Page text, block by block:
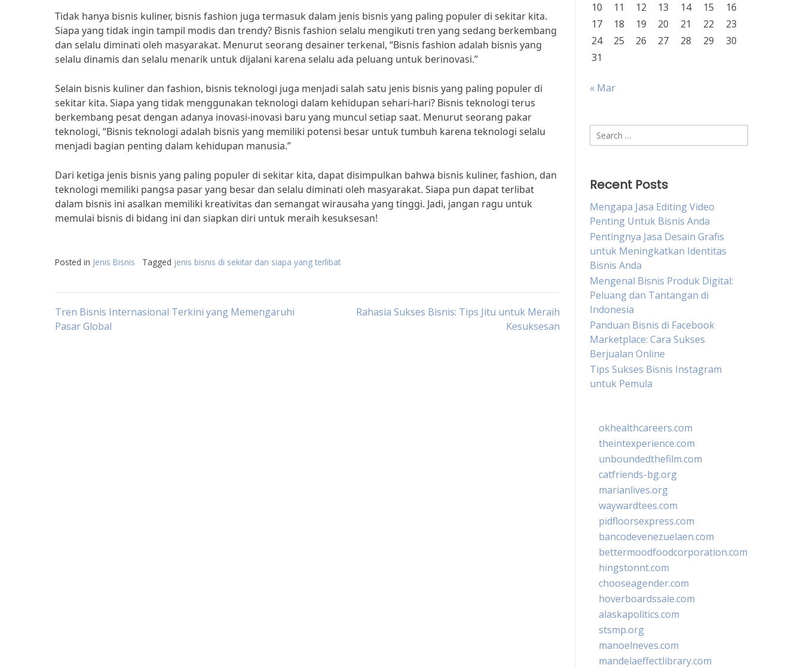
Tidak hanya bisnis kuliner, bisnis fashion juga termasuk dalam jenis bisnis yang paling populer di sekitar kita.
Siapa yang tidak ingin tampil modis dan trendy? Bisnis fashion selalu mengikuti tren yang sedang berkembang
dan selalu diminati oleh masyarakat. Menurut seorang desainer terkenal, “Bisnis fashion adalah bisnis yang
selalu dinamis dan selalu menarik untuk dijalani karena selalu ada peluang untuk berinovasi.”
Selain bisnis kuliner dan fashion, bisnis teknologi juga menjadi salah satu jenis bisnis yang paling populer di
sekitar kita. Siapa yang tidak menggunakan teknologi dalam kehidupan sehari-hari? Bisnis teknologi terus
berkembang pesat dengan adanya inovasi-inovasi baru yang muncul setiap saat. Menurut seorang pakar
teknologi, “Bisnis teknologi adalah bisnis yang memiliki potensi besar untuk tumbuh karena teknologi selalu
menjadi bagian penting dalam kehidupan manusia.”
Dari ketiga jenis bisnis yang paling populer di sekitar kita, dapat disimpulkan bahwa bisnis kuliner, fashion, dan
teknologi memiliki pangsa pasar yang besar dan selalu diminati oleh masyarakat. Siapa pun dapat terlibat
dalam bisnis ini asalkan memiliki kreativitas dan semangat wirausaha yang tinggi. Jadi, jangan ragu untuk
memulai bisnis di bidang ini dan siapkan diri untuk meraih kesuksesan!
Posted in Jenis Bisnis Tagged jenis bisnis di sekitar dan siapa yang terlibat
Post
Tren Bisnis Internasional Terkini yang Memengaruhi
Pasar Global
Rahasia Sukses Bisnis: Tips Jitu untuk Meraih
Kesuksesan
10
11 12 13 14 15
16
17
18 19 20 21 22
23
24
25 26 27 28 29
30
31
« Mar
Search
for:
Recent Posts
Mengapa Jasa Editing Video
Penting Untuk Bisnis Anda
Pentingnya Jasa Desain Grafis
untuk Meningkatkan Identitas
Bisnis Anda
Mengenal Bisnis Produk Digital:
Peluang dan Tantangan di
Indonesia
Panduan Bisnis di Facebook
Marketplace: Cara Sukses
Berjualan Online
Tips Sukses Bisnis Instagram
untuk Pemula
okhealthcareers.com
theintexperience.com
unboundedthefilm.com
catfriends-bg.org
marianlives.org
waywardtees.com
pidfloorsexpress.com
bancodevenezuelaen.com
bettermoodfoodcorporation.com
hingstonnt.com
chooseagender.com
hoverboardssale.com
alaskapolitics.com
stsmp.org
manoelneves.com
mandelaeffectlibrary.com